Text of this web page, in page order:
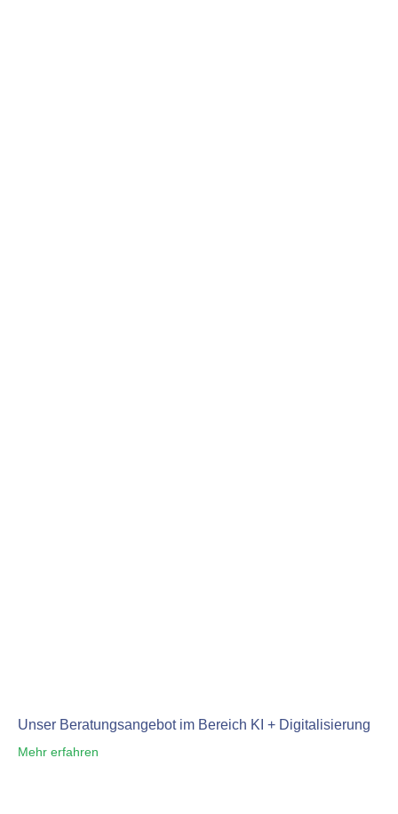
Unser Beratungsangebot im Bereich KI + Digitalisierung
Mehr erfahren